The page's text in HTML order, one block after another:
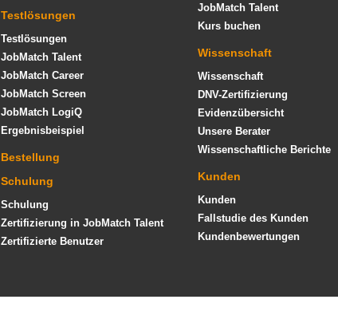
Testlösungen
Testlösungen
JobMatch Talent
JobMatch Career
JobMatch Screen
JobMatch LogiQ
Ergebnisbeispiel
Bestellung
Schulung
Schulung
Zertifizierung in JobMatch Talent
Zertifizierte Benutzer
JobMatch Talent
Kurs buchen
Wissenschaft
Wissenschaft
DNV-Zertifizierung
Evidenzübersicht
Unsere Berater
Wissenschaftliche Berichte
Kunden
Kunden
Fallstudie des Kunden
Kundenbewertungen